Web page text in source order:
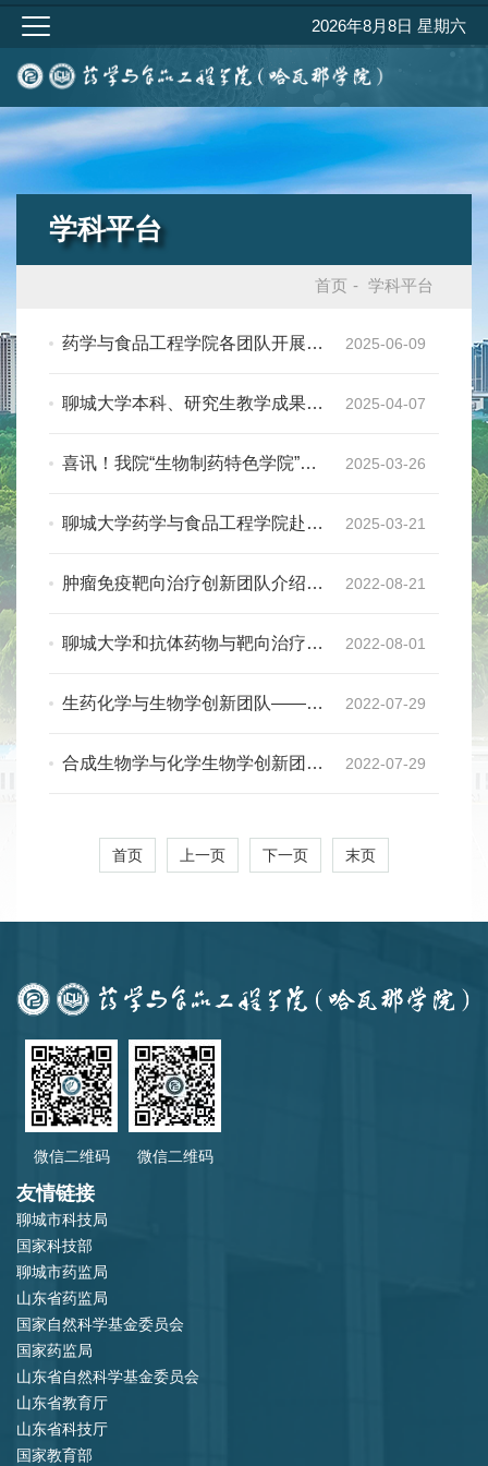
2026年8月8日 星期六
学科平台
首页 - 学科平台
药学与食品工程学院各团队开展科
2025-06-09
聊城大学本科、研究生教学成果奖
2025-04-07
喜讯！我院“生物制药特色学院”获
2025-03-26
聊城大学药学与食品工程学院赴山
2025-03-21
肿瘤免疫靶向治疗创新团队介绍
2022-08-21
聊城大学和抗体药物与靶向治疗国
2022-08-01
生药化学与生物学创新团队——聊
2022-07-29
合成生物学与化学生物学创新团队
2022-07-29
首页 上一页 下一页 末页
微信二维码 微信二维码
友情链接
聊城市科技局
国家科技部
聊城市药监局
山东省药监局
国家自然科学基金委员会
国家药监局
山东省自然科学基金委员会
山东省教育厅
山东省科技厅
国家教育部